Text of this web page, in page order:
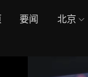
要闻 北京